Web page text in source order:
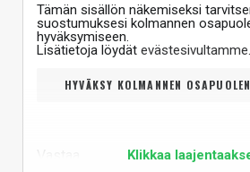
Tämän sisällön näkemiseksi
suostumuksesi kolmannen
hyväksymiseen.
Lisätietoja löydät evästesivultamme.
HYVÄKSY KOLMANNEN
Klikkaa